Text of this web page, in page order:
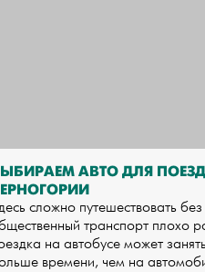
АВТО ДЛЯ
сложно путешествовать
транспорт плохо
на автобусе может
времени, чем на